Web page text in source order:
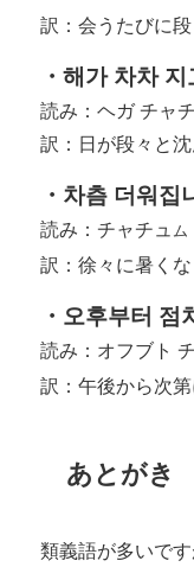
訳：会うたびに
・해가 차차
読み：ヘガ チャ
訳：日が段々と
・차츰 더워집
読み：チャチュ ム
訳：徐々に暑く
・오후부터 점
読み：オフブト
訳：午後から次
あとがき
類義語が多いで